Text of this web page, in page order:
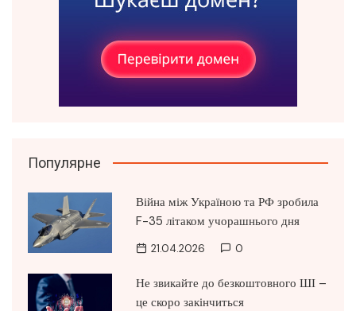
Популярне
Війна між Україною та РФ зробила
F-35 літаком учорашнього дня
21.04.2026 0
Не звикайте до безкоштовного ШІ –
це скоро закінчиться